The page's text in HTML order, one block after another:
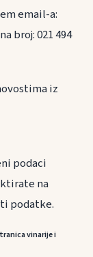
email-a:
broj: 021 494
iz
podaci
na
podatke.
vinarije i